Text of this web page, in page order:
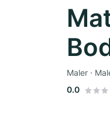
Maler ·
0.0